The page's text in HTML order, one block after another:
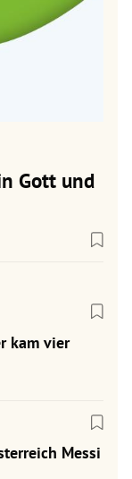
Gott und
kam vier
Messi